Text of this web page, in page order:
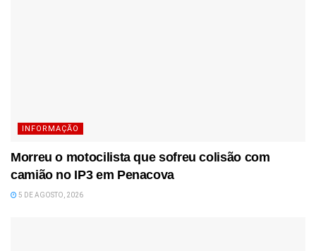
INFORMAÇÃO
Morreu o motocilista que sofreu colisão com
camião no IP3 em Penacova
5 DE AGOSTO, 2026